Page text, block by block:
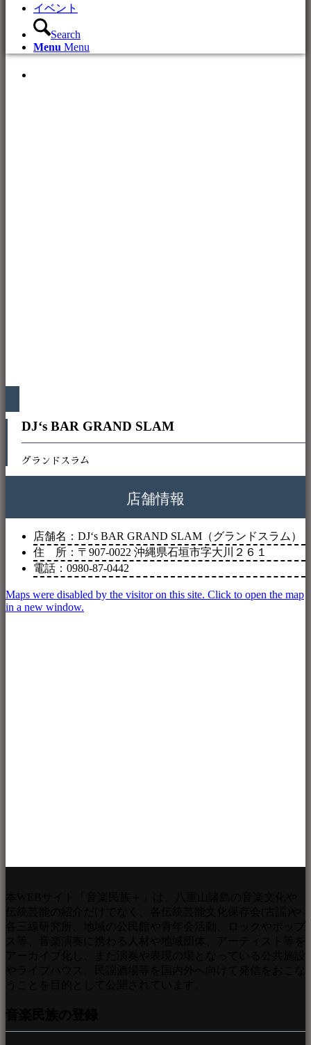
イベント
Search
Menu Menu
DJ‘s BAR GRAND SLAM
グランドスラム
店舗情報
店舗名：DJ‘s BAR GRAND SLAM（グランドスラム）
住 所：〒907-0022 沖縄県石垣市字大川２６１
電話：0980-87-0442
Maps were disabled by the visitor on this site. Click to open the map
in a new window.